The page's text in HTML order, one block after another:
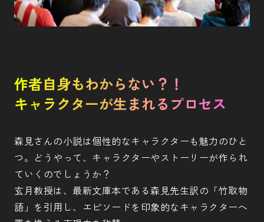
作者自身もわからない？！
キャラクターが生まれるプロセス
森見さんの小説は個性的なキャラクターも魅力のひと
つ。どうやって、キャラクターやストーリーが作られ
ていくのでしょうか？
玄月教授は、最新文庫本である森見先生訳の「竹取物
語」を引用し、エピソードを印象的なキャラクターへ